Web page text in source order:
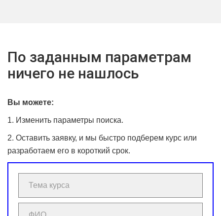
По заданным параметрам
ничего не нашлось
Вы можете:
1. Изменить параметры поиска.
2. Оставить заявку, и мы быстро подберем курс или
разработаем его в короткий срок.